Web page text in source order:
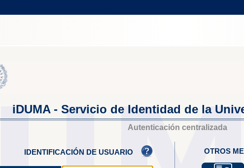
iDUMA - Servicio de Identidad de la
Autenticación centralizada
IDENTIFICACIÓN DE USUARIO OTROS